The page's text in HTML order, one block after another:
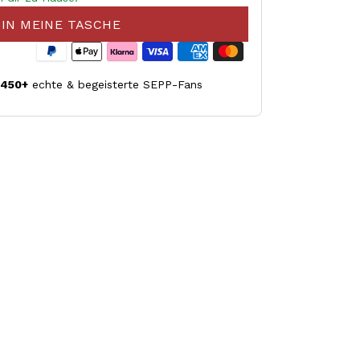
IN MEINE TASCHE
echte & begeisterte SEPP-Fans